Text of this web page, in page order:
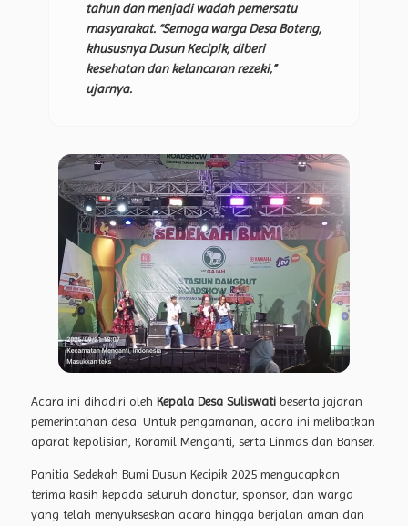
tahun dan menjadi wadah pemersatu
masyarakat. “Semoga warga Desa Boteng,
khususnya Dusun Kecipik, diberi
kesehatan dan kelancaran rezeki,”
ujarnya.
Acara ini dihadiri oleh Kepala Desa Suliswati beserta jajaran
pemerintahan desa. Untuk pengamanan, acara ini melibatkan
aparat kepolisian, Koramil Menganti, serta Linmas dan Banser.
Panitia Sedekah Bumi Dusun Kecipik 2025 mengucapkan
terima kasih kepada seluruh donatur, sponsor, dan warga
yang telah menyukseskan acara hingga berjalan aman dan